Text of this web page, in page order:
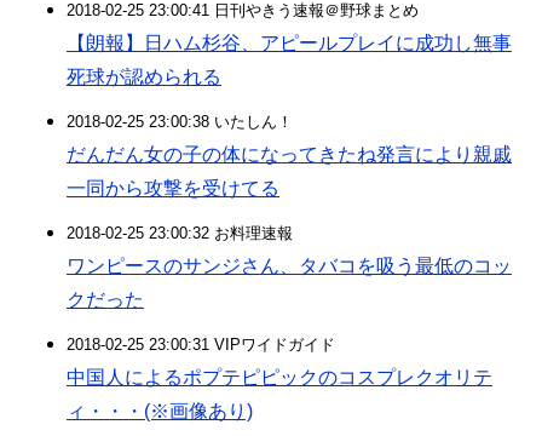
2018-02-25 23:00:41 日刊やきう速報＠野球まとめ
【朗報】日ハム杉谷、アピールプレイに成功し無事
死球が認められる
2018-02-25 23:00:38 いたしん！
だんだん女の子の体になってきたね発言により親戚
一同から攻撃を受けてる
2018-02-25 23:00:32 お料理速報
ワンピースのサンジさん、タバコを吸う最低のコッ
クだった
2018-02-25 23:00:31 VIPワイドガイド
中国人によるポプテピピックのコスプレクオリテ
ィ・・・(※画像あり)